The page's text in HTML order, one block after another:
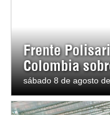
Frente
Colombia
sábado 8 de agosto